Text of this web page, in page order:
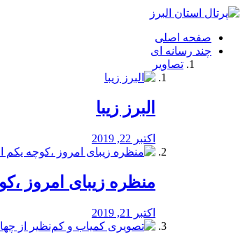
فصد
شرق
تهران
خشکشویی
صفحه اصلی
چند رسانه ای
تصاویر
البرز زیبا
اکتبر 22, 2019
منظره‌‌ زیبای امروز
اکتبر 21, 2019